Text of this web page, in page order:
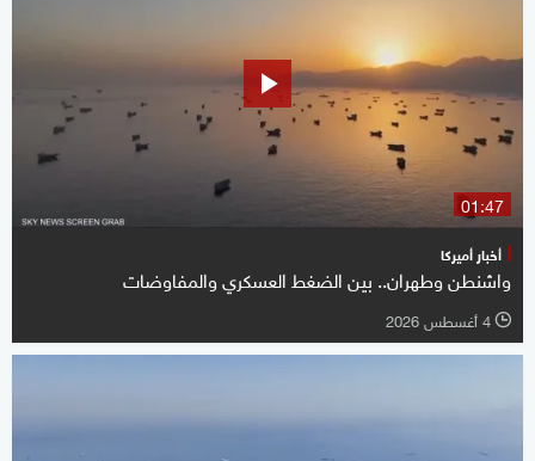
01:47
أخبار أميركا
واشنطن وطهران.. بين الضغط العسكري والمفاوضات
l 4 أغسطس 2026